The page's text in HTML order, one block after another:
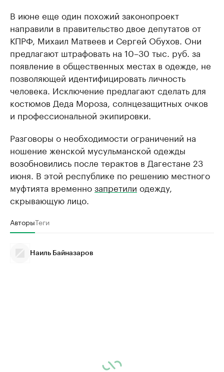
В июне еще один похожий законопроект
направили в правительство двое депутатов от
КПРФ, Михаил Матвеев и Сергей Обухов. Они
предлагают штрафовать на 10–30 тыс. руб. за
появление в общественных местах в одежде, не
позволяющей идентифицировать личность
человека. Исключение предлагают сделать для
костюмов Деда Мороза, солнцезащитных очков
и профессиональной экипировки.
Разговоры о необходимости ограничений на
ношение женской мусульманской одежды
возобновились после терактов в Дагестане 23
июня. В этой республике по решению местного
муфтията временнозапретили одежду,
скрывающую лицо.
АвторыТеги
Наиль Байназаров